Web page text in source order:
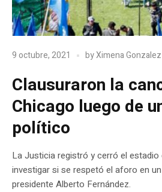
9 octubre, 2021 byXimena Gonzalez
Clausuraron la
Chicago luego de
político
La Justicia registró y cerró el estadio
investigar si se respetó el aforo en
presidente Alberto Fernández.